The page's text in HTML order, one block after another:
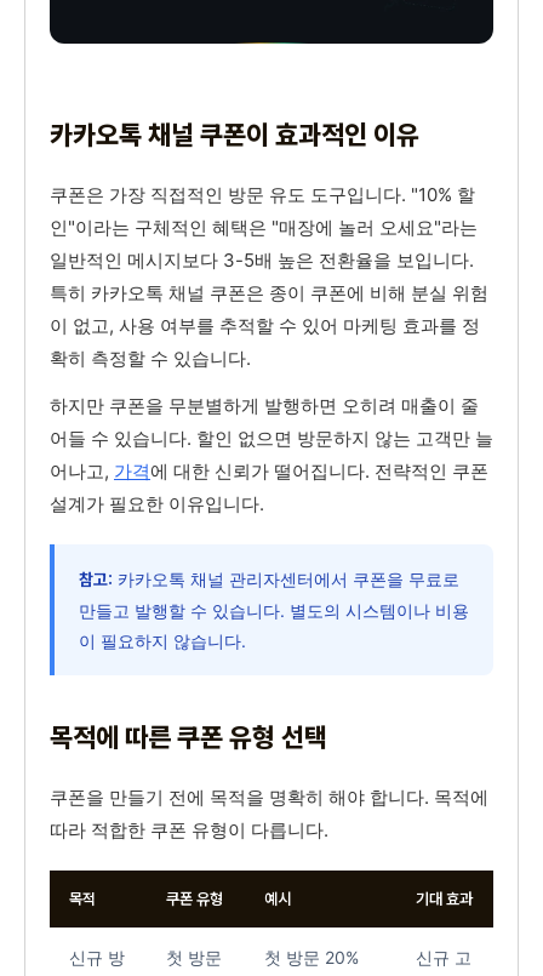
카카오톡 채널 쿠폰이 효과적인 이유
쿠폰은 가장 직접적인 방문 유도 도구입니다. "10% 할
인"이라는 구체적인 혜택은 "매장에 놀러 오세요"라는
일반적인 메시지보다 3-5배 높은 전환율을 보입니다.
특히 카카오톡 채널 쿠폰은 종이 쿠폰에 비해 분실 위험
이 없고, 사용 여부를 추적할 수 있어 마케팅 효과를 정
확히 측정할 수 있습니다.
하지만 쿠폰을 무분별하게 발행하면 오히려 매출이 줄
어들 수 있습니다. 할인 없으면 방문하지 않는 고객만 늘
어나고, 가격에 대한 신뢰가 떨어집니다. 전략적인 쿠폰
설계가 필요한 이유입니다.
참고: 카카오톡 채널 관리자센터에서 쿠폰을 무료로
만들고 발행할 수 있습니다. 별도의 시스템이나 비용
이 필요하지 않습니다.
목적에 따른 쿠폰 유형 선택
쿠폰을 만들기 전에 목적을 명확히 해야 합니다. 목적에
따라 적합한 쿠폰 유형이 다릅니다.
목적 쿠폰 유형 예시 기대 효과
신규 방
첫 방문
첫 방문 20%
신규 고